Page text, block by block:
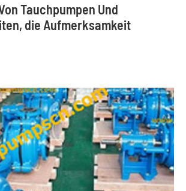
Tauchpumpen Und
die Aufmerksamkeit